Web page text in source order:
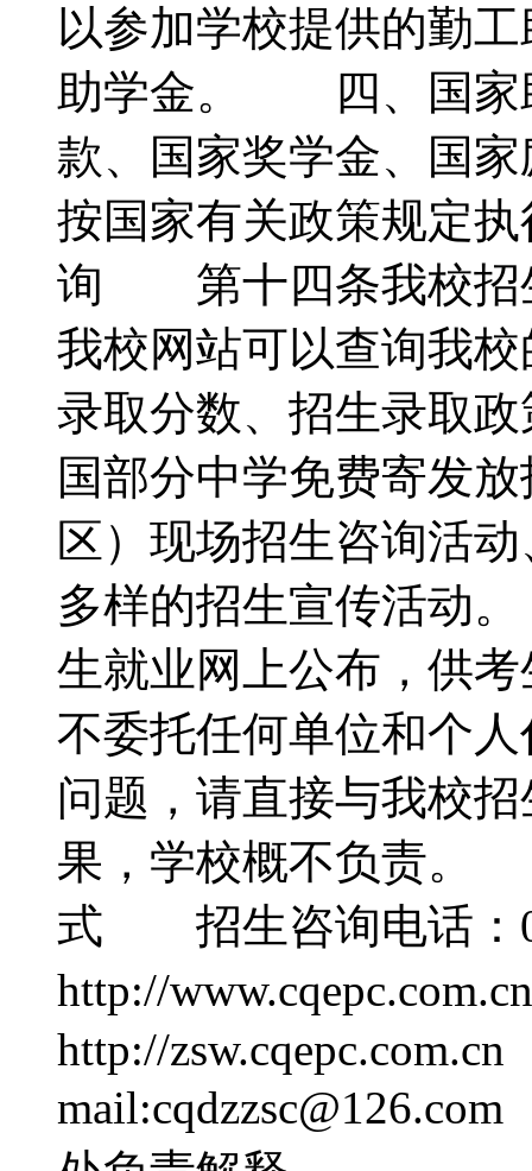
以参加学校提供的勤
助学金。 四、国家
款、国家奖学金、国
按国家有关政策规定
询 第十四条我校招
我校网站可以查询我
录取分数、招生录取
国部分中学免费寄发
区）现场招生咨询活
多样的招生宣传活动
生就业网上公布，供
不委托任何单位和个
问题，请直接与我校
果，学校概不负责。
式 招生咨询电话：
http://
http://